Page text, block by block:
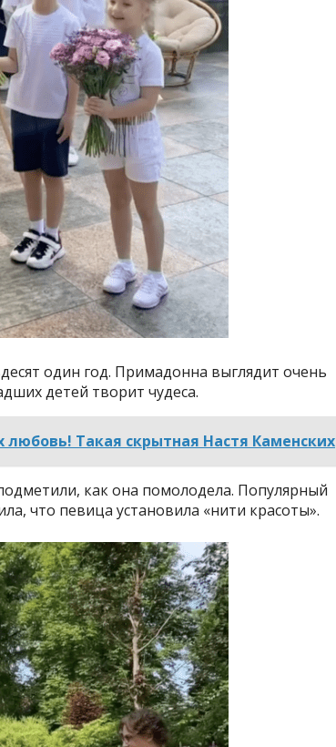
один год. Примадонна выглядит очень
детей творит чудеса.
любовь! Такая скрытная Настя Каменских
как она помолодела. Популярный
что певица установила «нити красоты».